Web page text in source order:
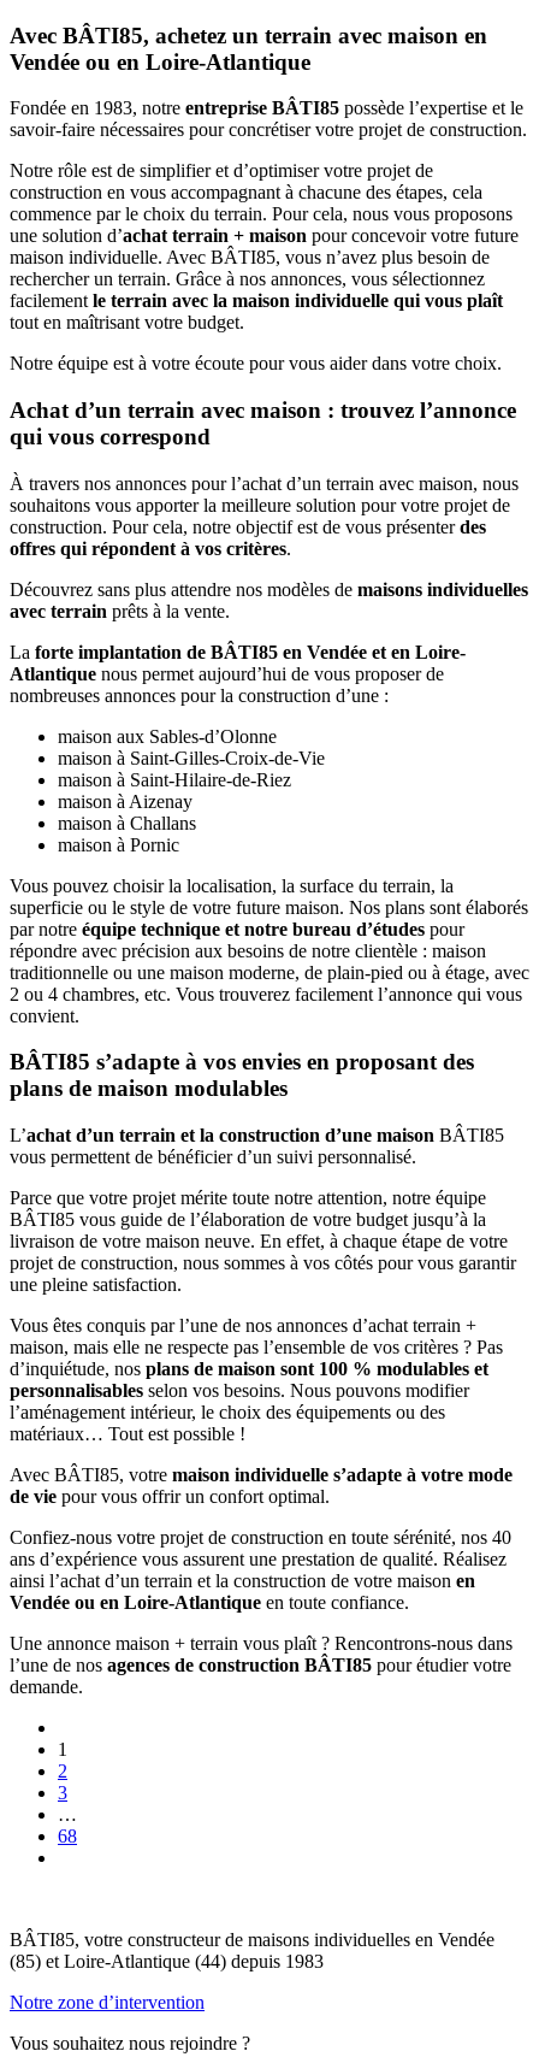
Avec BÂTI85, achetez un terrain avec maison en
Vendée ou en Loire-Atlantique
Fondée en 1983, notre entreprise BÂTI85 possède l’expertise et le
savoir-faire nécessaires pour concrétiser votre projet de construction.
Notre rôle est de simplifier et d’optimiser votre projet de
construction en vous accompagnant à chacune des étapes, cela
commence par le choix du terrain. Pour cela, nous vous proposons
une solution d’achat terrain + maison pour concevoir votre future
maison individuelle. Avec BÂTI85, vous n’avez plus besoin de
rechercher un terrain. Grâce à nos annonces, vous sélectionnez
facilement le terrain avec la maison individuelle qui vous plaît
tout en maîtrisant votre budget.
Notre équipe est à votre écoute pour vous aider dans votre choix.
Achat d’un terrain avec maison : trouvez l’annonce
qui vous correspond
À travers nos annonces pour l’achat d’un terrain avec maison, nous
souhaitons vous apporter la meilleure solution pour votre projet de
construction. Pour cela, notre objectif est de vous présenterdes
offres qui répondent à vos critères.
Découvrez sans plus attendre nos modèles de maisons individuelles
avec terrain prêts à la vente.
La forte implantation de BÂTI85 en Vendée et en Loire-
Atlantique nous permet aujourd’hui de vous proposer de
nombreuses annonces pour la construction d’une :
maison aux Sables-d’Olonne
maison à Saint-Gilles-Croix-de-Vie
maison à Saint-Hilaire-de-Riez
maison à Aizenay
maison à Challans
maison à Pornic
Vous pouvez choisir la localisation, la surface du terrain, la
superficie ou le style de votre future maison. Nos plans sont élaborés
par notre équipe technique et notre bureau d’études pour
répondre avec précision aux besoins de notre clientèle : maison
traditionnelle ou une maison moderne, de plain-pied ou à étage, avec
2 ou 4 chambres, etc. Vous trouverez facilement l’annonce qui vous
convient.
BÂTI85 s’adapte à vos envies en proposant des
plans de maison modulables
L’achat d’un terrain et la construction d’une maison BÂTI85
vous permettent de bénéficier d’un suivi personnalisé.
Parce que votre projet mérite toute notre attention, notre équipe
BÂTI85 vous guide de l’élaboration de votre budget jusqu’à la
livraison de votre maison neuve. En effet, à chaque étape de votre
projet de construction, nous sommes à vos côtés pour vous garantir
une pleine satisfaction.
Vous êtes conquis par l’une de nos annonces d’achat terrain +
maison, mais elle ne respecte pas l’ensemble de vos critères ? Pas
d’inquiétude, nos plans de maison sont 100 % modulables et
personnalisables selon vos besoins. Nous pouvons modifier
l’aménagement intérieur, le choix des équipements ou des
matériaux… Tout est possible !
Avec BÂTI85, votre maison individuelle s’adapte à votre mode
de vie pour vous offrir un confort optimal.
Confiez-nous votre projet de construction en toute sérénité, nos 40
ans d’expérience vous assurent une prestation de qualité. Réalisez
ainsi l’achat d’un terrain et la construction de votre maison en
Vendée ou en Loire-Atlantique en toute confiance.
Une annonce maison + terrain vous plaît ? Rencontrons-nous dans
l’une de nos agences de construction BÂTI85 pour étudier votre
demande.
1
2
3
…
68
BÂTI85, votre constructeur de maisons individuelles en Vendée
(85) et Loire-Atlantique (44) depuis 1983
Notre zone d’intervention
Vous souhaitez nous rejoindre ?